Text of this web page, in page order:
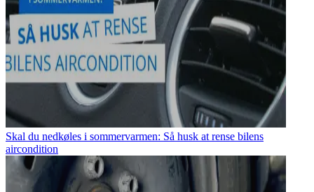
Skal du nedkøles i sommervarmen: Så husk at rense bilens
aircondition